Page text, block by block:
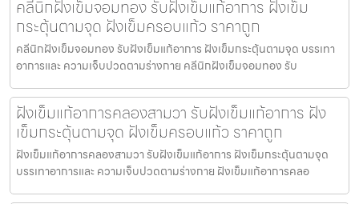
คลีนิกฝังเข็มจอมทอง รับฝังเข็มแก้อาการ ฝังเข็ม
กระตุ้นตามจุด ฝังเข็มครอบแก้ว ราคาถูก
คลีนิกฝังเข็มจอมทอง รับฝังเข็มแก้อาการ ฝังเข็มกระตุ้นตามจุด บรรเทา
อาการและ ความเจ็บปวดตามร่างกาย คลีนิกฝังเข็มจอมทอง รับ
ฝังเข็มแก้อาการคลองสามวา รับฝังเข็มแก้อาการ ฝัง
เข็มกระตุ้นตามจุด ฝังเข็มครอบแก้ว ราคาถูก
ฝังเข็มแก้อาการคลองสามวา รับฝังเข็มแก้อาการ ฝังเข็มกระตุ้นตามจุด
บรรเทาอาการและ ความเจ็บปวดตามร่างกาย ฝังเข็มแก้อาการคลอ